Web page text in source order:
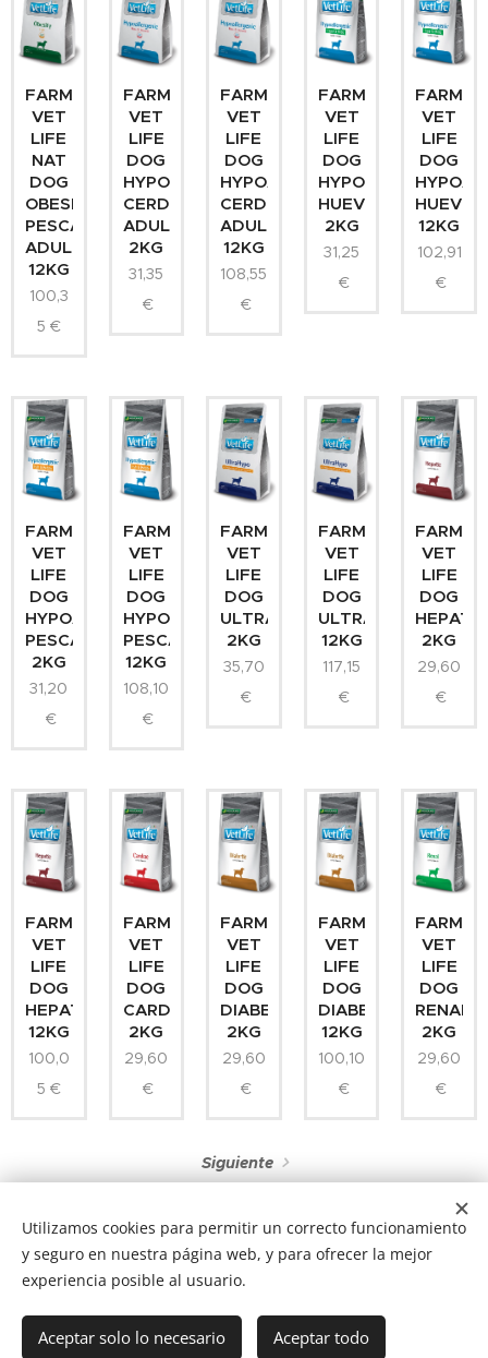
FARMINA
VET
LIFE
NAT
DOG
OBESITY
PESCADO
ADULT
12KG
100,3
5 €
FARMINA
VET
LIFE
DOG
HYPOALLERGENIC
CERDO
ADULT
2KG
31,35
€
FARMINA
VET
LIFE
DOG
HYPOALLERGENIC
CERDO
ADULT
12KG
108,55
€
FARMINA
VET
LIFE
DOG
HYPOALLERGENIC
HUEVO
2KG
31,25
€
VET
LIFE
DOG
HUEVO
12KG
102,91
€
FARMINA
VET
LIFE
DOG
HYPOALLERGENIC
PESCADO
2KG
31,20
€
FARMINA
VET
LIFE
DOG
HYPOALLERGENIC
PESCADO
12KG
108,10
€
FARMINA
VET
LIFE
DOG
ULTRAHYPO
2KG
35,70
€
FARMINA
VET
LIFE
DOG
ULTRAHYPO
12KG
117,15
€
VET
LIFE
DOG
HEPATIC
2KG
29,60
€
FARMINA
VET
LIFE
DOG
HEPATIC
12KG
100,0
5 €
FARMINA
VET
LIFE
DOG
CARDIAC
2KG
29,60
€
FARMINA
VET
LIFE
DOG
DIABETIC
2KG
29,60
€
FARMINA
VET
LIFE
DOG
DIABETIC
12KG
100,10
€
VET
LIFE
DOG
RENAL
2KG
29,60
€
Siguiente
NUCAN mascotas
Tf.666351543 Cookies
Utilizamos cookies para permitir un correcto funcionamiento
y seguro en nuestra página web, y para ofrecer la mejor
experiencia posible al usuario.
Aceptar solo lo necesario Aceptar todo